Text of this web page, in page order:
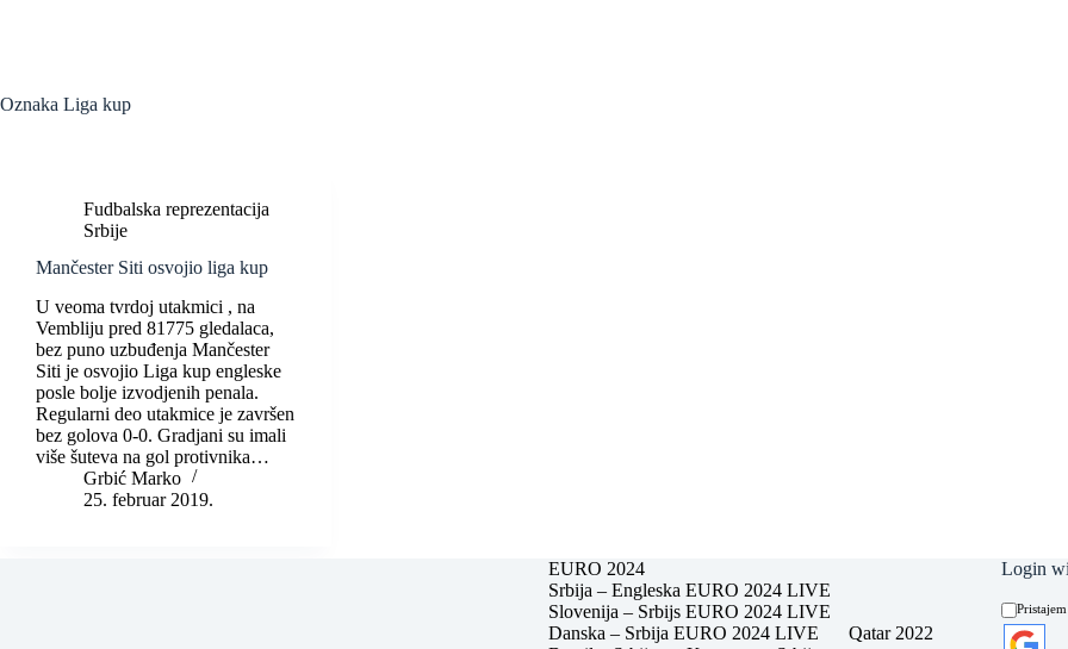
Oznaka Liga kup
Fudbalska reprezentacija
Srbije
Mančester Siti osvojio liga kup
U veoma tvrdoj utakmici , na
Vembliju pred 81775 gledalaca,
bez puno uzbuđenja Mančester
Siti je osvojio Liga kup engleske
posle bolje izvodjenih penala.
Regularni deo utakmice je završen
bez golova 0-0. Gradjani su imali
više šuteva na gol protivnika…
Grbić Marko
25. februar 2019.
EURO 2024
Srbija – Engleska EURO 2024 LIVE
Slovenija – Srbijs EURO 2024 LIVE
Danska – Srbija EURO 2024 LIVE
Qatar 2022
Login